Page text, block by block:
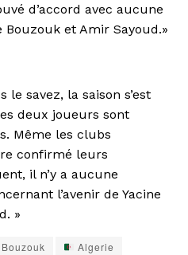
d’accord avec aucune
et Amir Sayoud.»
le savez, la saison s’est
deux joueurs sont
Même les clubs
confirmé leurs
il n’y a aucune
l’avenir de Yacine
»
Algerie